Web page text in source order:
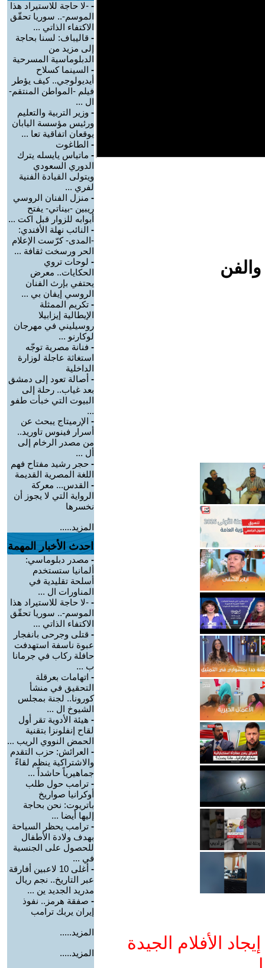
الأفلام الجيدة
- -لا حاجة للاستيراد هذا
الموسم-.. سوريا تحقّق
الاكتفاء الذاتي ...
- قاليباف: لسنا بحاجة
إلى مزيد من
الدبلوماسية المسرحية
- السينما كسلاح
أيديولوجي.. كيف يؤطر
فيلم -المواطن المنتقم-
ال ...
- وزير التربية والتعليم
ورئيس مؤسسة اليابان
يوقعان اتفاقية تعا ...
- الطاغوت
- ماتياس يايسله يترك
الدوري السعودي
ويتولى القيادة الفنية
لفري ...
- منزل الفنان الروسي
ريبين -بيناتي- يفتح
أبوابه للزوار قبل اكت ...
- النائب نهلة الأفندي:
-المدى- كرّست الإعلام
الحر ورسخت ثقافة ...
- لوحات تروي
الحكايات.. معرض
يحتفي بإرث الفنان
الروسي إيفان بي ...
- تكريم الممثلة
الإيطالية إيزابيلا
روسيليني في مهرجان
لوكارنو ...
- فنانة مصرية توجّه
استغاثة عاجلة لوزارة
الداخلية
- أصالة تعود إلى دمشق
بعد غياب.. رحلة إلى
البيوت التي خبأت طفو
...
- الإرميتاج يبحث عن
أسرار فينوس تاوريد..
من مصدر الرخام إلى
أل ...
- حجر رشيد مفتاح فهم
اللغة المصرية القديمة
- القدس... معركة
الرواية التي لا يجوز أن
نخسرها
المزيد.....
احدث الأخبار المهمة
- مصدر دبلوماسي:
ألمانيا ستستخدم
أسلحة تقليدية في
المناورات ال ...
- -لا حاجة للاستيراد هذا
الموسم-.. سوريا تحقّق
الاكتفاء الذاتي ...
- قتلى وجرحى بانفجار
عبوة ناسفة استهدفت
حافلة ركاب في جرمانا
ب ...
- اتهامات بعرقلة
التحقيق في منشأ
كورونا.. لجنة بمجلس
الشيوخ ال ...
- هيئة الأدوية تقر أول
لقاح إنفلونزا بتقنية
الحمض النووي الريب ...
- العرائش: حزب التقدم
والاشتراكية ينظم لقاءً
جماهيرياً حاشداً ...
- ترامب حول طلب
أوكرانيا صواريخ
باتريوت: نحن بحاجة
إليها أيضا ...
- ترامب يحظر السياحة
بهدف ولادة الأطفال
للحصول على الجنسية
في ...
-
أغلى 10 لاعبين أفارقة
عبر التاريخ.. نجم ريال
مدريد الجديد ين ...
- صفقة هرمز.. نفوذ
إيران يربك ترامب
المزيد.....
المزيد.....